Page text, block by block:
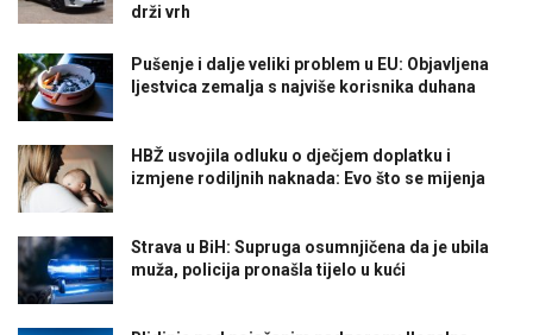
drži vrh
Pušenje i dalje veliki problem u EU: Objavljena
ljestvica zemalja s najviše korisnika duhana
HBŽ usvojila odluku o dječjem doplatku i
izmjene rodiljnih naknada: Evo što se mijenja
Strava u BiH: Supruga osumnjičena da je ubila
muža, policija pronašla tijelo u kući